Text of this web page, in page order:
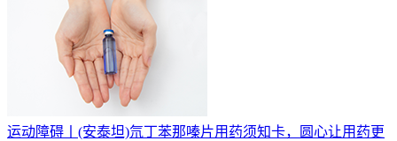
运动障碍丨(安泰坦)氘丁苯那嗪片用药须知卡，圆心让用药更